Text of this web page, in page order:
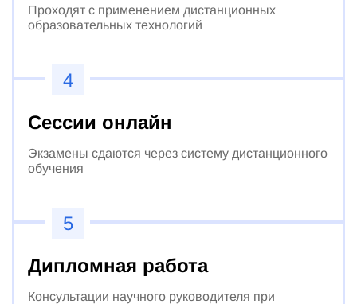
Проходят с применением дистанционных
образовательных технологий
4
Сессии онлайн
Экзамены сдаются через систему дистанционного
обучения
5
Дипломная работа
Консультации научного руководителя при